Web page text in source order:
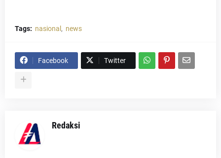
Tags: nasional news
Facebook Twitter
Redaksi